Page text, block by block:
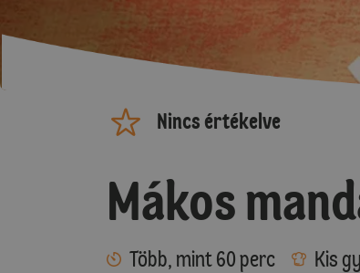
Nincs értékelve
Mákos
Több, mint 60 perc Kis